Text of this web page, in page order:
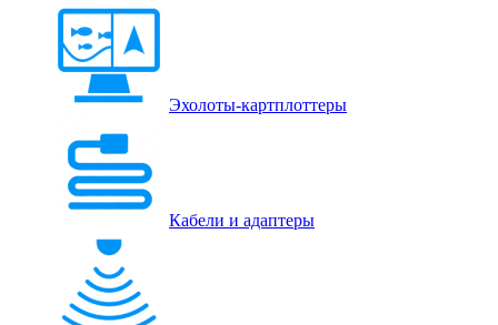
Эхолоты-картплоттеры
Кабели и адаптеры